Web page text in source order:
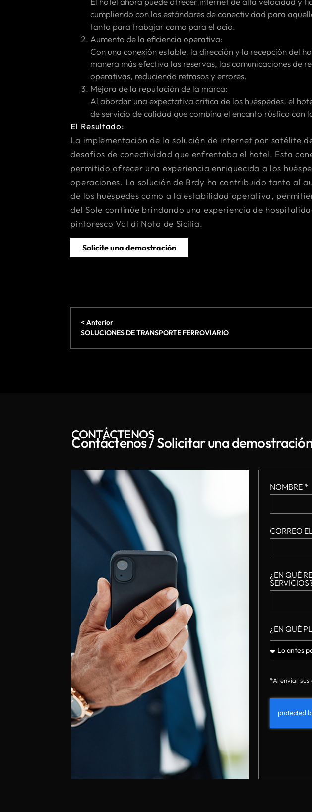
cumpliendo con los estándares de conectividad para
tanto para trabajar como para el ocio.
Aumento de la eficiencia operativa:
Con una conexión estable, la dirección y la recepción del
manera más efectiva las reservas, las comunicaciones de
operativas, reduciendo retrasos y errores.
Mejora de la reputación de la marca:
Al abordar una expectativa crítica de los huéspedes, el
de servicio de calidad que combina el encanto rústico con
El Resultado:
La implementación de la solución de internet por satélite
desafíos de conectividad que enfrentaba el hotel. Esta
permitido ofrecer una experiencia enriquecida a los
operaciones. La solución de Brdy ha contribuido tanto al
de los huéspedes como a la estabilidad operativa,
del Sole continúe brindando una experiencia de
pintoresco Val di Noto de Sicilia.
Solicite una demostración
< Anterior
SOLUCIONES DE TRANSPORTE FERROVIARIO
CONTÁCTENOS
Contáctenos / Solicitar una demostración
NOMBRE *
CORREO
¿EN QUÉ
¿EN QUÉ
*Al enviar